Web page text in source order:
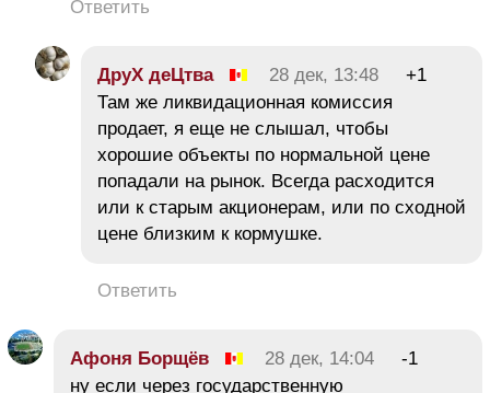
Ответить
ДруХ деЦтва 28 дек, 13:48
+1
Там же ликвидационная комиссия
продает, я еще не слышал, чтобы
хорошие объекты по нормальной цене
попадали на рынок. Всегда расходится
или к старым акционерам, или по сходной
цене близким к кормушке.
Ответить
Афоня Борщёв 28 дек, 14:04
-1
ну если через государственную